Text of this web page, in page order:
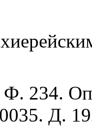
234.
Д.